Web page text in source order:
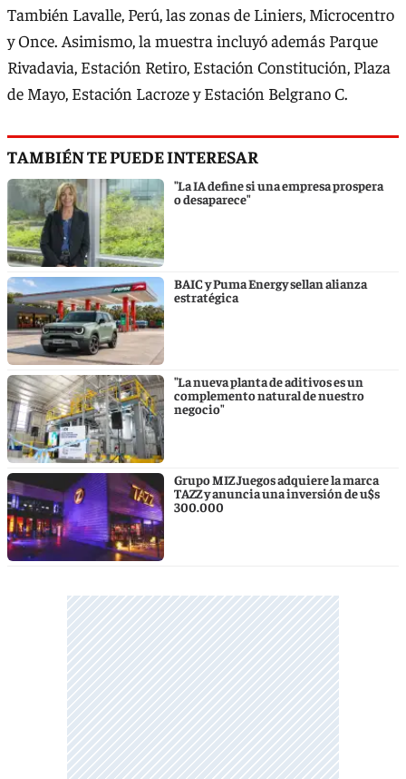
También Lavalle, Perú, las zonas de Liniers, Microcentro
y Once. Asimismo, la muestra incluyó además Parque
Rivadavia, Estación Retiro, Estación Constitución, Plaza
de Mayo, Estación Lacroze y Estación Belgrano C.
TAMBIÉN TE PUEDE INTERESAR
"La IA define si una empresa prospera
o desaparece"
BAIC y Puma Energy sellan alianza
estratégica
"La nueva planta de aditivos es un
complemento natural de nuestro
negocio"
Grupo MIZ Juegos adquiere la marca
TAZZ y anuncia una inversión de u$s
300.000